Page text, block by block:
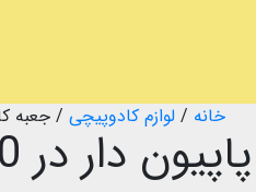
خانه / لوازم کادوپیچی / جعبه
در 10 سایز مختلف